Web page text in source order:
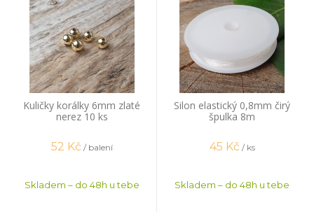
Kuličky korálky 6mm zlaté
nerez 10 ks
52 Kč / balení
Skladem – do 48h u tebe
Silon elastický 0,8mm čirý
špulka 8m
45 Kč / ks
Skladem – do 48h u tebe